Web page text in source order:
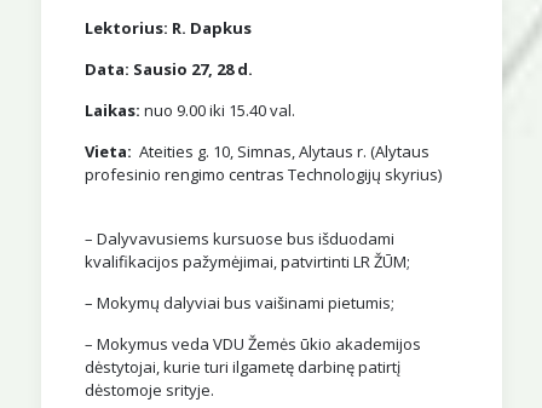
Lektorius: R. Dapkus
Data: Sausio 27, 28 d.
Laikas: nuo 9.00 iki 15.40 val.
Vieta: Ateities g. 10, Simnas, Alytaus r. (Alytaus
profesinio rengimo centras Technologijų skyrius)
– Dalyvavusiems kursuose bus išduodami
kvalifikacijos pažymėjimai, patvirtinti LR ŽŪM;
– Mokymų dalyviai bus vaišinami pietumis;
– Mokymus veda VDU Žemės ūkio akademijos
dėstytojai, kurie turi ilgametę darbinę patirtį
dėstomoje srityje.